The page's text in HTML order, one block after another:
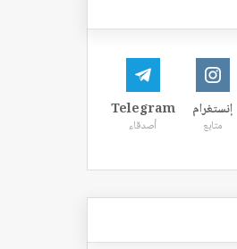
إنستغرام
متابع
Telegram
أصدقاء